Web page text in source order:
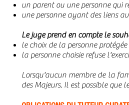
un parent ou une personne qui
une personne ayant des liens
Le juge prend en compte le
le choix de la personne
la personne choisie refuse
Lorsqu'aucun membre de la
des Majeurs. Il est possible que